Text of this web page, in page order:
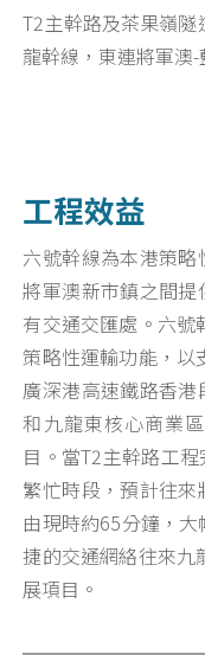
T2主幹路及茶果嶺
龍幹線，東連將軍澳
工程效益
六號幹線為本港策
將軍澳新市鎮之間
有交通交匯處。六號
策略性運輸功能，以
廣深港高速鐵路香
和九龍東核心商業
目。當T2主幹路工
繁忙時段，預計往
由現時約65分鐘，
捷的交通網絡往來九
展項目。